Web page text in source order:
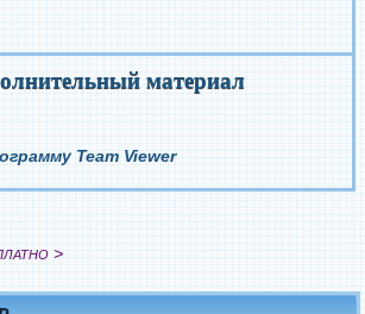
материал
Team Viewer
>